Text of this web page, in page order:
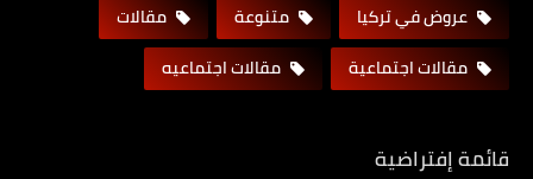
عروض في تركيا
متنوعة
مقالات
مقالات اجتماعية
مقالات اجتماعيه
قائمة إفتراضية